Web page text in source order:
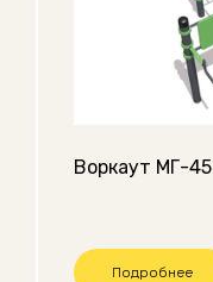
Воркаут МГ-45
Подробнее